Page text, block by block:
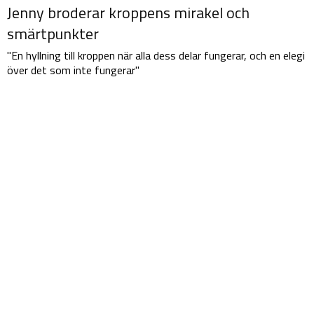
Jenny broderar kroppens mirakel och
smärtpunkter
"En hyllning till kroppen när alla dess delar fungerar, och en elegi
över det som inte fungerar"